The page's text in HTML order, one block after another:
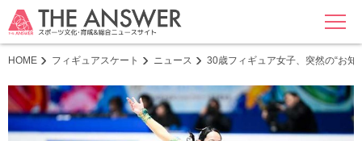
MENU
HOME フィギュアスケート ニュース 30歳フィギュア女子、突然の“お